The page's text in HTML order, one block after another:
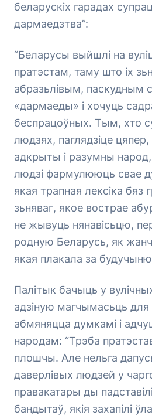
беларускіх гарадах
дармаедзтва”:
“Беларусы выйшлі на
пратэстам, таму што іх
абразьлівым, паскудным
«дармаеды» і хочуць
беспрацоўных. Тым, хто
людзях, паглядзіце
адкрыты і разумны
людзі фармулююць свае
якая трапная лексіка бяз
зьняваг, якое вострае
не жывуць нянавісьцю,
родную Беларусь, як
якая плакала за будучыню
Палітык бачыць у
адзіную магчымасьць
абмяняцца думкамі і
народам: “Трэба
плошчы. Але нельга
даверлівых людзей у
правакатары ды
бандытаў, якія захапілі